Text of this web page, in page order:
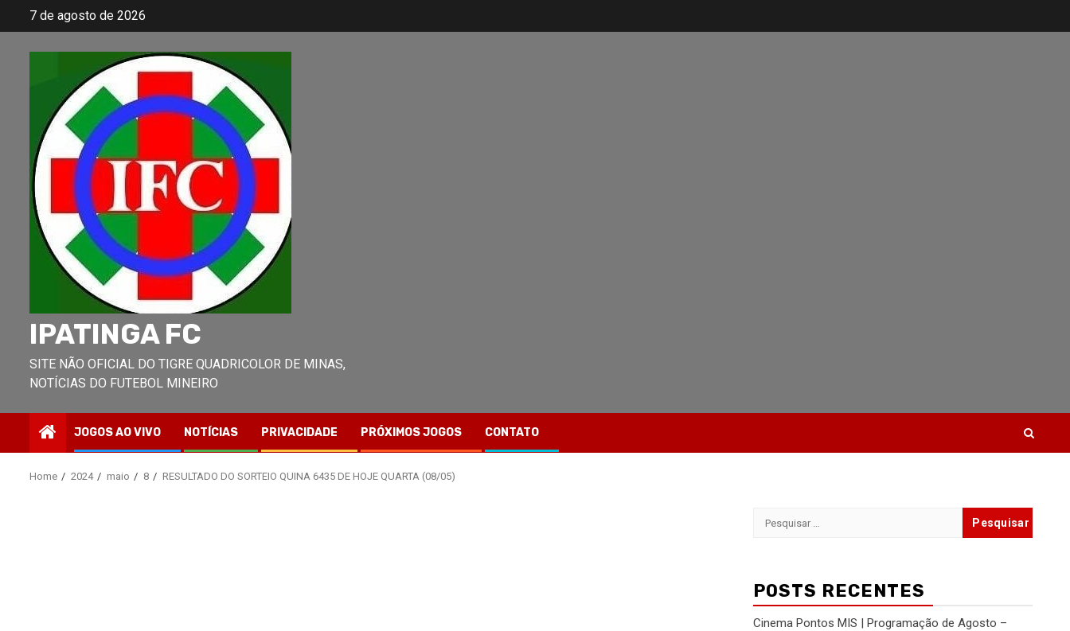
7 de agosto de 2026
IPATINGA FC
SITE NÃO OFICIAL DO TIGRE QUADRICOLOR DE MINAS,
NOTÍCIAS DO FUTEBOL MINEIRO
JOGOS AO VIVO NOTÍCIAS PRIVACIDADE PRÓXIMOS JOGOS CONTATO
Home 2024 maio 8 RESULTADO DO SORTEIO QUINA 6435 DE HOJE QUARTA (08/05)
Pesquisar
POSTS RECENTES
Cinema Pontos MIS | Programação de Agosto –